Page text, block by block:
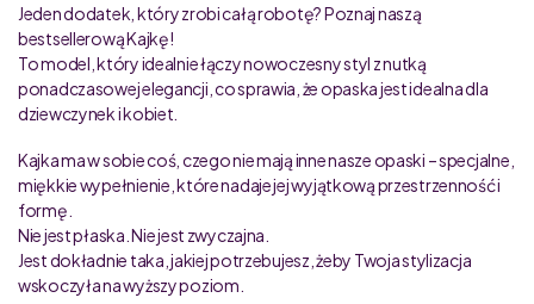
Jeden dodatek, który zrobi całą robotę? Poznaj naszą
bestsellerową Kajkę!
To model, który idealnie łączy nowoczesny styl z nutką
ponadczasowej elegancji, co sprawia, że opaska jest idealna dla
dziewczynek i kobiet.
Kajka ma w sobie coś, czego nie mają inne nasze opaski – specjalne,
miękkie wypełnienie, które nadaje jej wyjątkową przestrzenność i
formę.
Nie jest płaska. Nie jest zwyczajna.
Jest dokładnie taka, jakiej potrzebujesz, żeby Twoja stylizacja
wskoczyła na wyższy poziom.